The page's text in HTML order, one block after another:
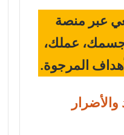
عبر منصة
جسمك، عملك،
المرجوة.
والأضرار